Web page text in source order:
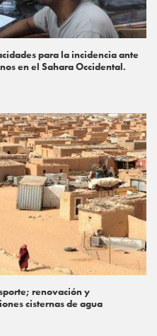
para la incidencia ante
en el Sahara Occidental.
renovación y
cisternas de agua